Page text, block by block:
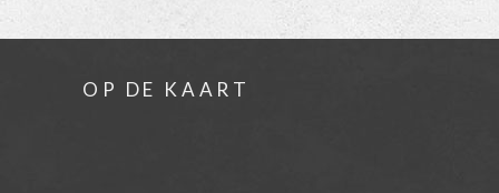
OP DE KAART